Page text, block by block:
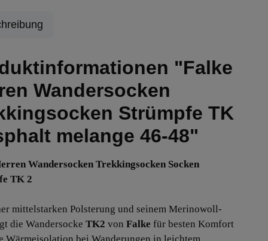
"Falke
Wandersocken
Strümpfe TK
melange 46-48"
Wandersocken Trekkingsocken Socken
TK 2
mittelstarken Polsterung und seinem Merinowoll-
die Wandersocke TK2 von Falke für besten Komfort